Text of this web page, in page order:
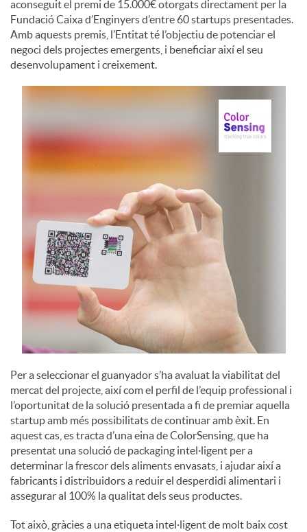
t
i
n
g
s
aconseguit el premi de 15.000€ otorgats directament per la
Fundació Caixa d’Enginyers d’entre 60 startups presentades.
Amb aquests premis, l’Entitat té l’objectiu de potenciar el
negoci dels projectes emergents, i beneficiar així el seu
desenvolupament i creixement.
Per a seleccionar el guanyador s’ha avaluat la viabilitat del
mercat del projecte, així com el perfil de l’equip professional i
l’oportunitat de la solució presentada a fi de premiar aquella
startup amb més possibilitats de continuar amb èxit. En
aquest cas, es tracta d’una eina de ColorSensing, que ha
presentat una solució de packaging intel·ligent per a
determinar la frescor dels aliments envasats, i ajudar així a
fabricants i distribuidors a reduir el desperdidi alimentari i
assegurar al 100% la qualitat dels seus productes.
Tot això, gràcies a una etiqueta intel·ligent de molt baix cost